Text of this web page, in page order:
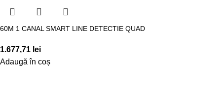
60M 1 CANAL SMART LINE DETECTIE QUAD
1.677,71 lei
Adaugă în coș